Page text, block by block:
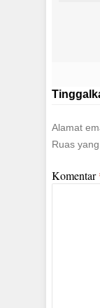
Alamat
Ruas
Komentar